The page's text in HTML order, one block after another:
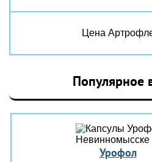
Цена
Популярное
Урофол